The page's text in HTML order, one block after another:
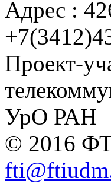
Адрес :
Проект-
УрО РАН
© 2016